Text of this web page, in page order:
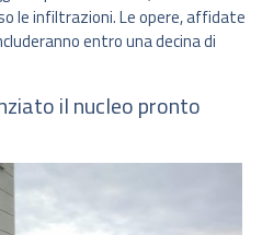
le infiltrazioni. Le opere, affidate
entro una decina di
il nucleo pronto